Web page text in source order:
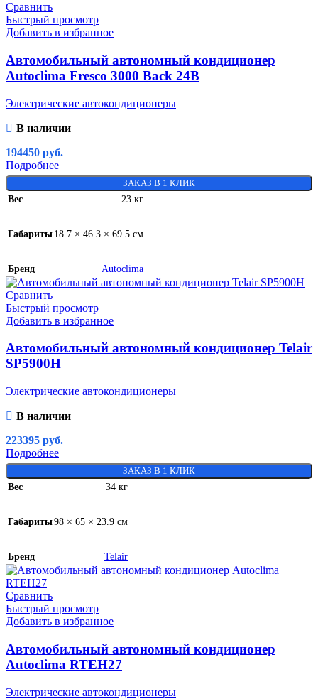
Сравнить
Быстрый просмотр
Добавить в избранное
Автомобильный автономный кондиционер
Autoclima Fresco 3000 Back 24В
Электрические автокондиционеры
В наличии
194450 руб.
Подробнее
ЗАКАЗ В 1 КЛИК
Вес 23 кг
Габариты18.7 × 46.3 × 69.5 см
Бренд Autoclima
Сравнить
Быстрый просмотр
Добавить в избранное
Автомобильный автономный кондиционер Telair
SP5900H
Электрические автокондиционеры
В наличии
223395 руб.
Подробнее
ЗАКАЗ В 1 КЛИК
Вес 34 кг
Габариты98 × 65 × 23.9 см
Бренд Telair
Сравнить
Быстрый просмотр
Добавить в избранное
Автомобильный автономный кондиционер
Autoclima RTEH27
Электрические автокондиционеры